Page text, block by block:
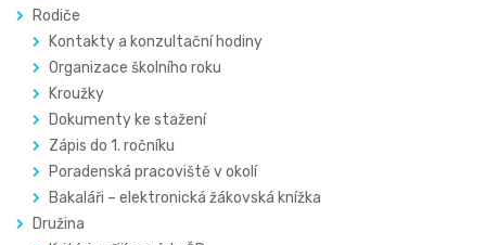
Rodiče
Kontakty a konzultační hodiny
Organizace školního roku
Kroužky
Dokumenty ke stažení
Zápis do 1. ročníku
Poradenská pracoviště v okolí
Bakaláři – elektronická žákovská knížka
Družina